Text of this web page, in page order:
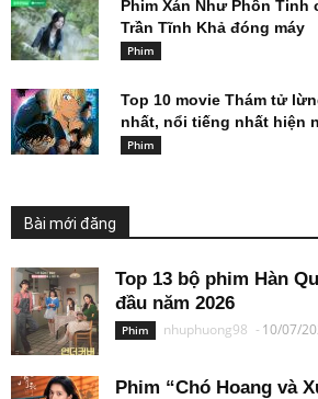
Phim Xán Như Phồn Tinh
Trần Tĩnh Khả đóng máy
Phim
Top 10 movie Thám tử
nhất, nổi tiếng nhất hiện
Phim
Bài mới đăng
Top 13 bộ phim Hàn
đầu năm 2026
Phim nhuphuong98 - 10/07/
Phim “Chó Hoang và